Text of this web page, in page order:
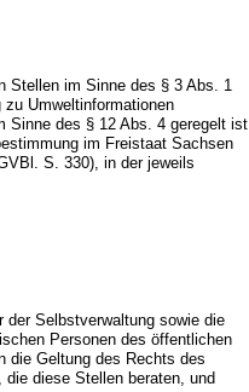
Stellen im Sinne des § 3 Abs. 1
Umweltinformationen
Sinne des § 12 Abs. 4 geregelt ist.
im Freistaat Sachsen
S. 330), in der jeweils
der Selbstverwaltung sowie die
Personen des öffentlichen
die Geltung des Rechts des
diese Stellen beraten, und